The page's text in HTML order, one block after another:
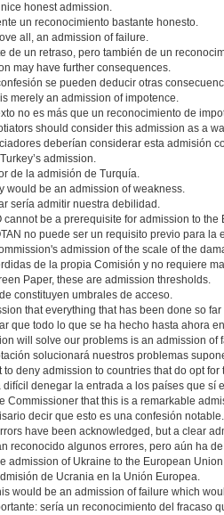
honest admission.
un reconocimiento bastante honesto.
all, an admission of failure.
de un retraso, pero también de un
may have further consequences.
se pueden deducir otras
merely an admission of impotence.
no es más que un reconocimiento de
should consider this admission as a
deberían considerar esta admisión
admission.
de la admisión de Turquía.
would be an admission of weakness.
sería admitir nuestra debilidad.
cannot be a prerequisite for admission to the
no puede ser un requisito previo para la
admission of the scale of the
de la propia Comisión y no requiere
Paper, these are admission thresholds.
constituyen umbrales de acceso.
that everything that has been done so
que todo lo que se ha hecho hasta ahora
will solve our problems is an admission of
solucionará nuestros problemas
to deny admission to countries that do opt for
difícil denegar la entrada a los países que sí
Commissioner that this is a remarkable
decir que esto es una confesión notable.
have been acknowledged, but a clear
reconocido algunos errores, pero aún ha
admission of Ukraine to the European
de Ucrania en la Unión Europea.
would be an admission of failure which
sería un reconocimiento del fracaso